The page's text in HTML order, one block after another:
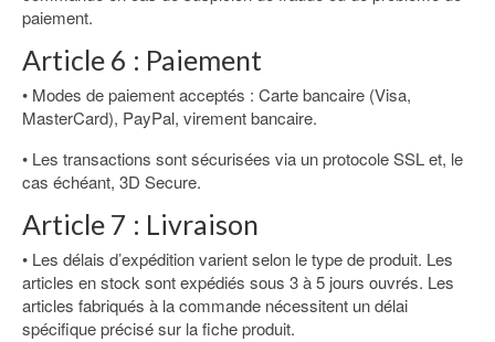
paiement.
Article 6 : Paiement
• Modes de paiement acceptés : Carte bancaire (Visa,
MasterCard), PayPal, virement bancaire.
• Les transactions sont sécurisées via un protocole SSL et, le
cas échéant, 3D Secure.
Article 7 : Livraison
• Les délais d’expédition varient selon le type de produit. Les
articles en stock sont expédiés sous 3 à 5 jours ouvrés. Les
articles fabriqués à la commande nécessitent un délai
spécifique précisé sur la fiche produit.